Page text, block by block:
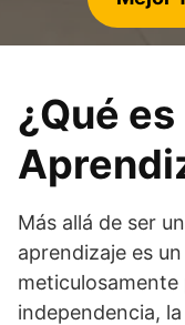
¿Qué
Más allá de ser
aprendizaje es
independencia,